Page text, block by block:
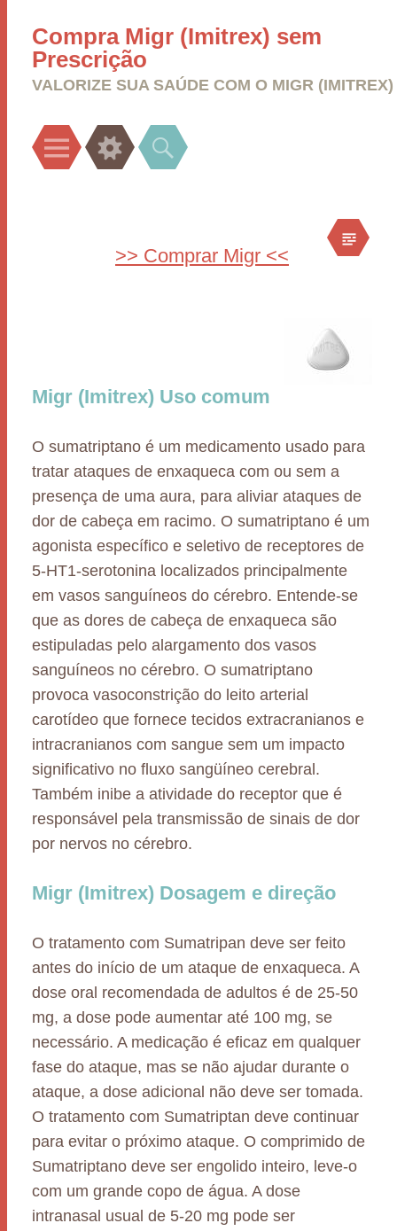
Compra Migr (Imitrex) sem
Prescrição
VALORIZE SUA SAÚDE COM O MIGR (IMITREX)
Menu Widgets Search
>> Comprar Migr <<
Migr (Imitrex) Uso comum
O sumatriptano é um medicamento usado para
tratar ataques de enxaqueca com ou sem a
presença de uma aura, para aliviar ataques de
dor de cabeça em racimo. O sumatriptano é um
agonista específico e seletivo de receptores de
5-HT1-serotonina localizados principalmente
em vasos sanguíneos do cérebro. Entende-se
que as dores de cabeça de enxaqueca são
estipuladas pelo alargamento dos vasos
sanguíneos no cérebro. O sumatriptano
provoca vasoconstrição do leito arterial
carotídeo que fornece tecidos extracranianos e
intracranianos com sangue sem um impacto
significativo no fluxo sangüíneo cerebral.
Também inibe a atividade do receptor que é
responsável pela transmissão de sinais de dor
por nervos no cérebro.
Migr (Imitrex) Dosagem e direção
O tratamento com Sumatripan deve ser feito
antes do início de um ataque de enxaqueca. A
dose oral recomendada de adultos é de 25-50
mg, a dose pode aumentar até 100 mg, se
necessário. A medicação é eficaz em qualquer
fase do ataque, mas se não ajudar durante o
ataque, a dose adicional não deve ser tomada.
O tratamento com Sumatriptan deve continuar
para evitar o próximo ataque. O comprimido de
Sumatriptano deve ser engolido inteiro, leve-o
com um grande copo de água. A dose
intranasal usual de 5-20 mg pode ser